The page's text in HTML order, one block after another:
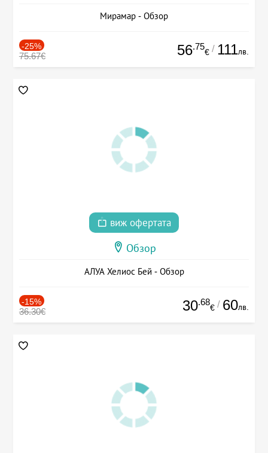
Мирамар - Обзор
-25%
75.67€ 56.75
€ / 111лв.
виж офертата
Обзор
АЛУА Хелиос Бей - Обзор
-15%
36.30€ 30.68
€ / 60лв.